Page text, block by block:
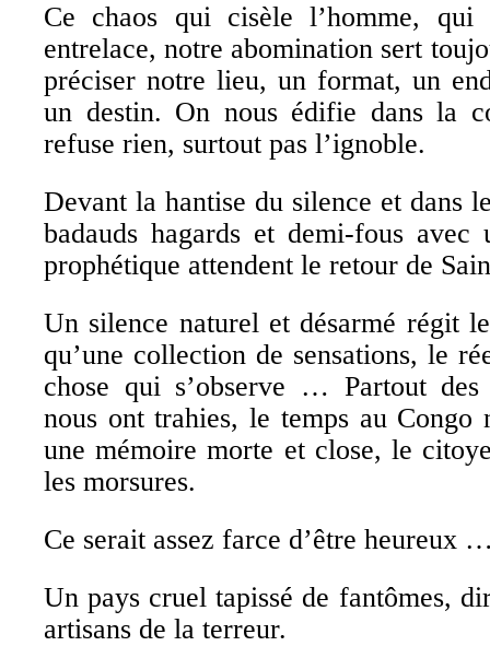
Ce chaos qui cisèle l’homme,
entrelace, notre abomination sert
préciser notre lieu, un format, un
un destin. On nous édifie dans la
refuse rien, surtout pas l’ignoble.
Devant la hantise du silence et dans
badauds hagards et demi-fous
prophétique attendent le retour de
Un silence naturel et désarmé régit
qu’une collection de sensations, le
chose qui s’observe … Partout
nous ont trahies, le temps au Congo
une mémoire morte et close, le
les morsures.
Ce serait assez farce d’être heureux
Un pays cruel tapissé de fantômes,
artisans de la terreur.